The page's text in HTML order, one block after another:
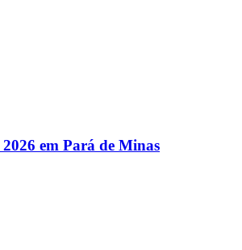
em Pará de Minas